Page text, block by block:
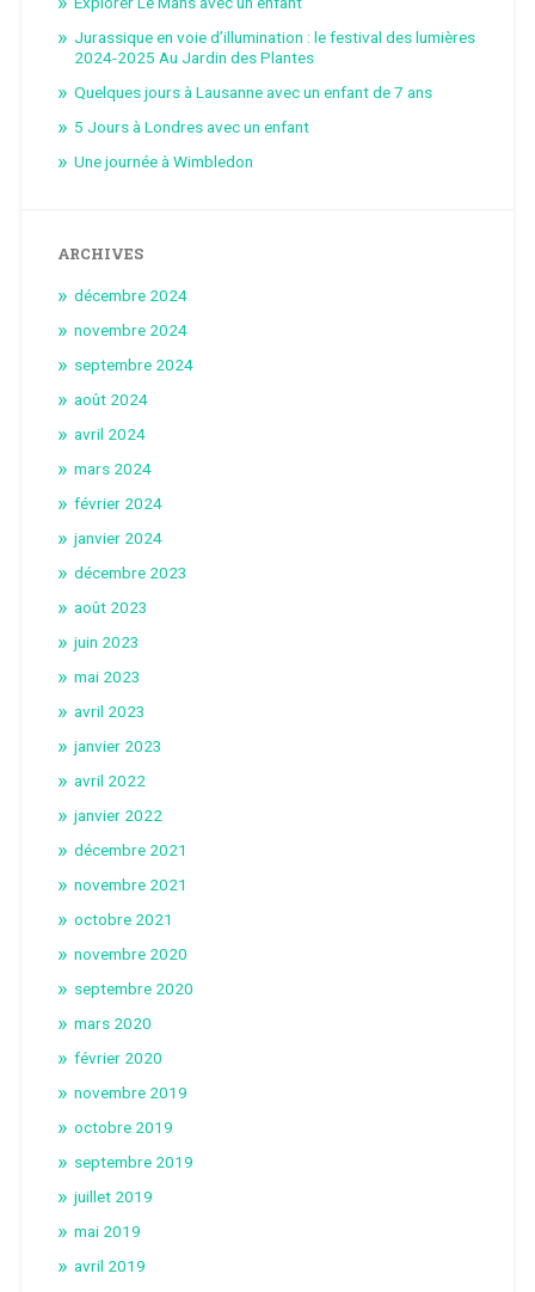
Jurassique en voie d’illumination : le festival des lumières
2024-2025 Au Jardin des Plantes
Quelques jours à Lausanne avec un enfant de 7 ans
5 Jours à Londres avec un enfant
Une journée à Wimbledon
ARCHIVES
décembre 2024
novembre 2024
septembre 2024
août 2024
avril 2024
mars 2024
février 2024
janvier 2024
décembre 2023
août 2023
juin 2023
mai 2023
avril 2023
janvier 2023
avril 2022
janvier 2022
décembre 2021
novembre 2021
octobre 2021
novembre 2020
septembre 2020
mars 2020
février 2020
novembre 2019
octobre 2019
septembre 2019
juillet 2019
mai 2019
avril 2019